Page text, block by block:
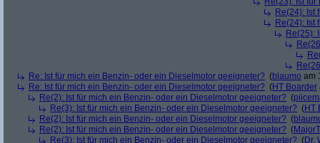
Re(24): Ist
Re(24): Ist
Re(25):
Re: Ist für mich ein Benzin- oder ein Dieselmotor geeigneter? (blaumo am
Re: Ist für mich ein Benzin- oder ein Dieselmotor geeigneter? (HT Boarder
Re(2): Ist für mich ein Benzin- oder ein Dieselmotor geeigneter? (
Re(3): Ist für mich ein Benzin- oder ein Dieselmotor geeigneter? (HT
Re(2): Ist für mich ein Benzin- oder ein Dieselmotor geeigneter? (
Re(2): Ist für mich ein Benzin- oder ein Dieselmotor geeigneter? (
Re(3): Ist für mich ein Benzin- oder ein Dieselmotor geeigneter? (Dr.